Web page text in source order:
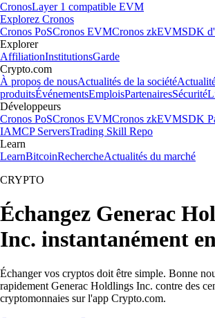
CronosLayer 1 compatible EVM
Explorez Cronos
Cronos PoSCronos EVMCronos zkEVMSDK
Explorer
AffiliationInstitutionsGarde
Crypto.com
À propos de nousActualités de la société
produitsÉvénementsEmploisPartenairesSécurité
Développeurs
Cronos PoSCronos EVMCronos zkEVMSDK
IAMCP ServersTrading Skill Repo
Learn
LearnBitcoinRechercheActualités du marché
CRYPTO
Échangez Generac
Inc. instantanément
Échanger vos cryptos doit être simple. Bonne
rapidement Generac Holdlings Inc. contre des
cryptomonnaies sur l'app Crypto.com.